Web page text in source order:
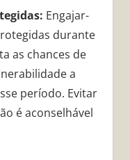
Engajar-
durante
as chances de
a
período. Evitar
é aconselhável